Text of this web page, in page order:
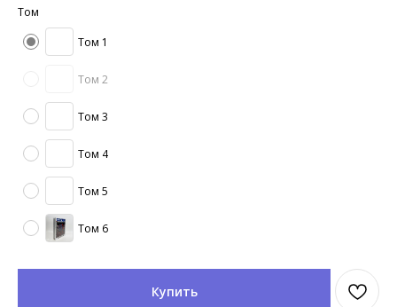
Том
Том 1
Том 2
Том 3
Том 4
Том 5
Том 6
Купить